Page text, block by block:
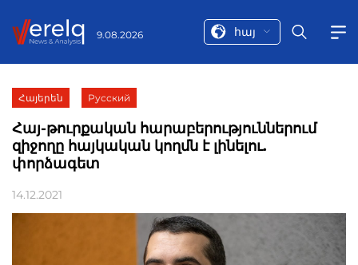
9.08.2026 հայ
Հայերեն Русский
Հայ-թուրքական հարաբերություններում
զիջողը հայկական կողմն է լինելու.
փորձագետ
14.12.2021